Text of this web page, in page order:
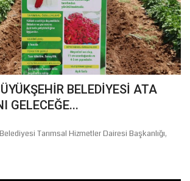
BELEDİYESİ ATA
GELECEĞE...
Tarımsal Hizmetler Dairesi Başkanlığı,